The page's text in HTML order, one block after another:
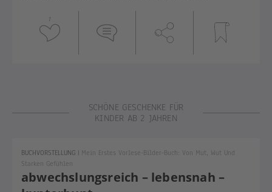
1
Geschenkideen ab 2 JahrenSCHÖNE GESCHENKE FÜR
KINDER AB 2 JAHREN
abwechslungsreich – lebensnah –
BUCHVORSTELLUNG | Mein Erstes Vorlese-Bilder-Buch: Von Mut, Wut Und
Starken Gefühlen